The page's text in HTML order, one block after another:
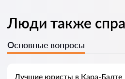
Люди также
Основные вопросы
Лучшие юристы в Кара-Балте